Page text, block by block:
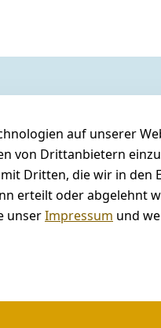
auf unserer
von Drittanbietern
Dritten, die wir in
erteilt oder abgelehnt
unserImpressum und
Kontakt
Registrieren